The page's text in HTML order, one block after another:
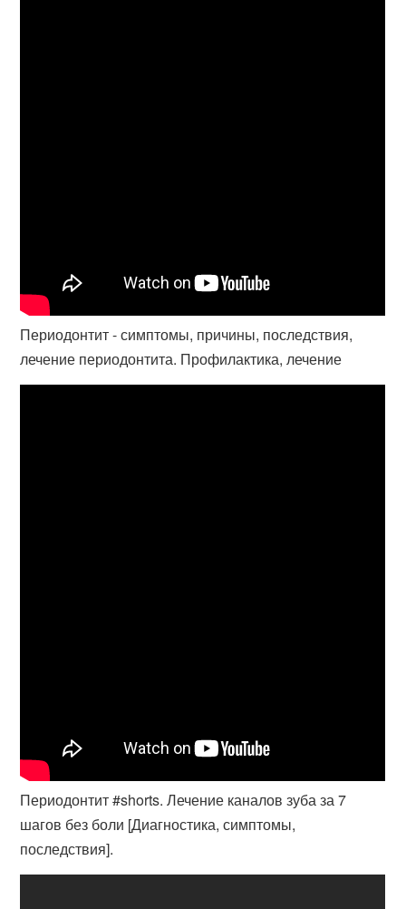
Периодонтит - симптомы, причины, последствия,
лечение периодонтита. Профилактика, лечение
Периодонтит #shorts. Лечение каналов зуба за 7
шагов без боли [Диагностика, симптомы,
последствия].